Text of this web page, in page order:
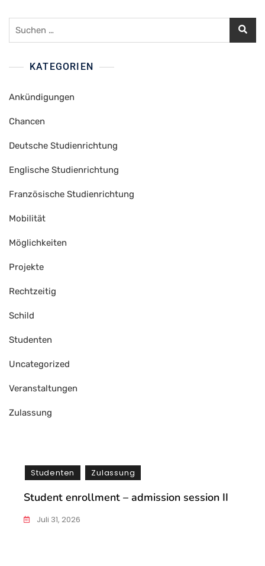
KATEGORIEN
Ankündigungen
Chancen
Deutsche Studienrichtung
Englische Studienrichtung
Französische Studienrichtung
Mobilität
Möglichkeiten
Projekte
Rechtzeitig
Schild
Studenten
Uncategorized
Veranstaltungen
Zulassung
Studenten Zulassung
Student enrollment – admission session II
Juli 31, 2026